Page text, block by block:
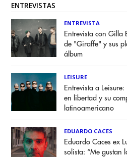
ENTREVISTAS
ENTREVISTA
Entrevista con Gilla
de "Giraffe" y sus
álbum
LEISURE
Entrevista a
en libertad y su
latinoamericano
EDUARDO CACES
Eduardo Caces ex
solista: “Me gustan